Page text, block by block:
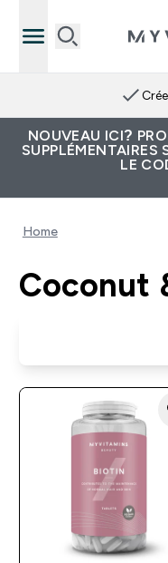
NOUVEAU ICI?
SUPPLÉMENTAIRES
LE
Home
Coconut